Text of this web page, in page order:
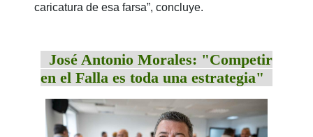
caricatura de esa farsa”, concluye.
José Antonio Morales: "Competir
en el Falla es toda una estrategia"